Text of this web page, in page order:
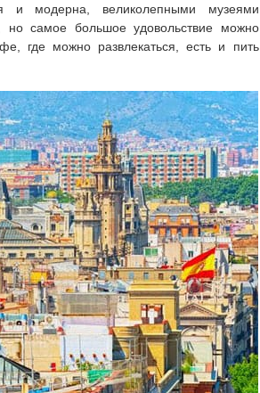
и модерна, великолепными музеями
но самое большое удовольствие можно
где можно развлекаться, есть и пить